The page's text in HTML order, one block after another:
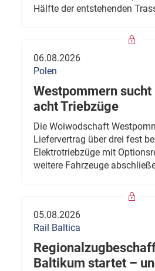
Hälfte der entstehenden
06.08.2026
Polen
Westpommern sucht
acht Triebzüge
Die Woiwodschaft
Liefervertrag über drei fest
Elektrotriebzüge mit
weitere Fahrzeuge
05.08.2026
Rail Baltica
Baltikum startet –